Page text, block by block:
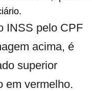
INSS pelo CPF
acima, é
superior
em vermelho.